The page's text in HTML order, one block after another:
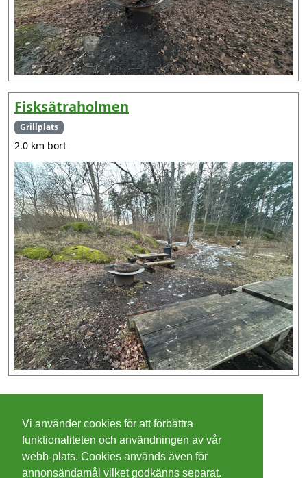
Fisksätraholmen
Grillplats
2.0 km bort
Cookies
Integritetspolicy
Vi använder cookies för att förbättra
funktionaliteten och användningen av vår
webb-plats. Cookies används även för
annonsändamål vilket godkänns separat.